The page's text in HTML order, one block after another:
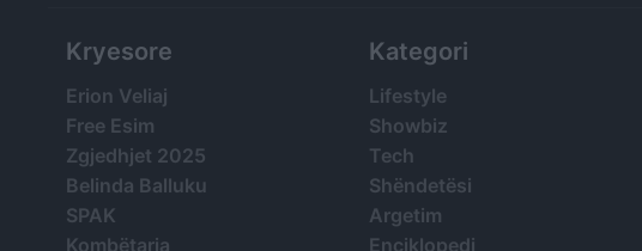
Kryesore
Erion Veliaj
Free Esim
Zgjedhjet 2025
Belinda Balluku
SPAK
Kombëtarja
Kategori
Lifestyle
Showbiz
Tech
Shëndetësi
Argetim
Enciklopedi